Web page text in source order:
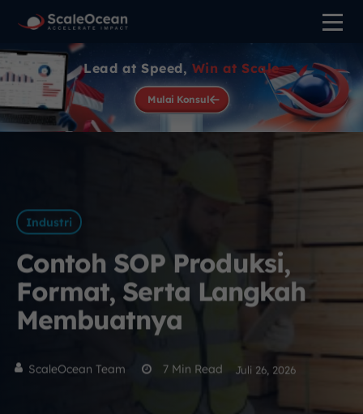
Lead at Speed, Win at Scale
Mulai Konsul
Industri
Contoh SOP Produksi,
Format, Serta Langkah
Membuatnya
ScaleOcean Team 7 Min Read Juli 26, 2026